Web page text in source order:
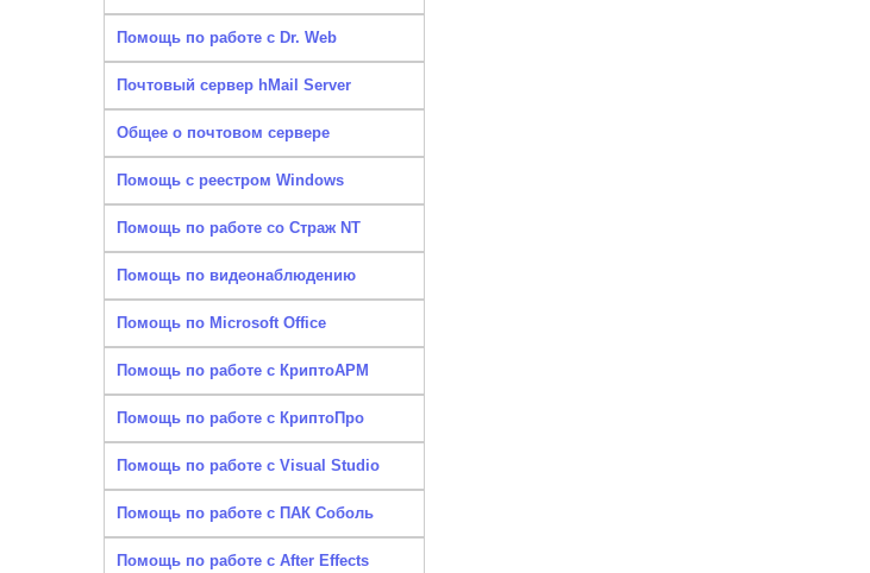
Помощь по работе с Dr. Web
Почтовый сервер hMail Server
Общее о почтовом сервере
Помощь с реестром Windows
Помощь по работе со Страж NT
Помощь по видеонаблюдению
Помощь по Microsoft Office
Помощь по работе с КриптоАРМ
Помощь по работе с КриптоПро
Помощь по работе с Visual Studio
Помощь по работе с ПАК Соболь
Помощь по работе с After Effects